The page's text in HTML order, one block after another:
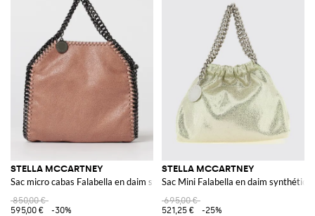
STELLA MCCARTNEY
Sac micro cabas Falabella en daim synthétique
850,00 €
595,00 €
-30%
STELLA MCCARTNEY
Sac Mini Falabella en daim
695,00 €
521,25 €
-25%